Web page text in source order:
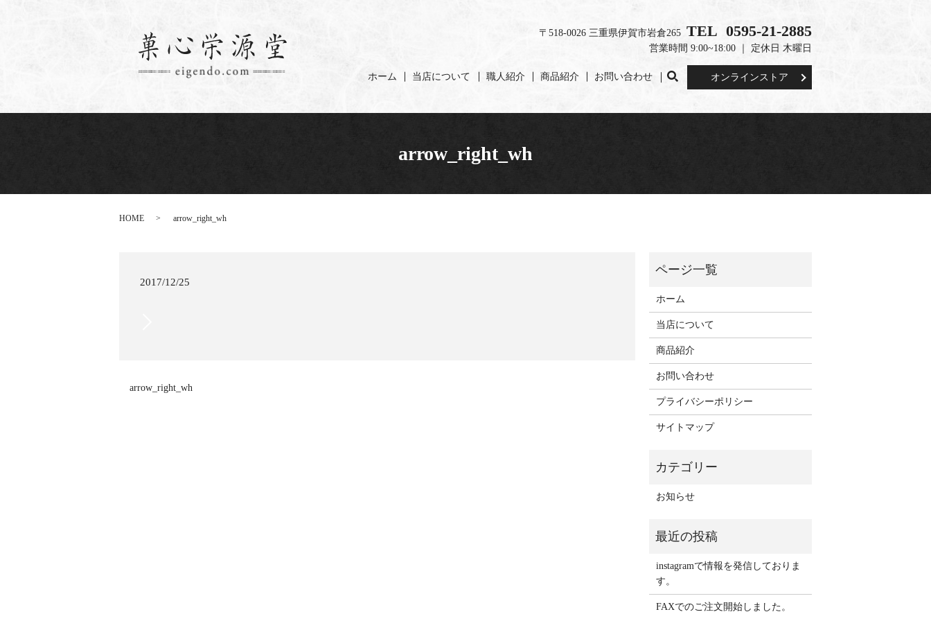
ホーム 当店について 職人紹介 商品紹介 お問い合わせ search オンラインストア
〒518-0026 三重県伊賀市岩倉265 TEL 0595-21-2885
営業時間 9:00~18:00 ｜ 定休日 木曜日
arrow_right_wh
HOME arrow_right_wh
2017/12/25
arrow_right_wh
ホーム
当店について
商品紹介
お問い合わせ
プライバシーポリシー
サイトマップ
お知らせ
instagramで情報を発信しておりま
す。
FAXでのご注文開始しました。